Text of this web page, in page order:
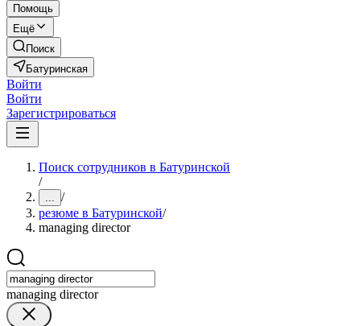
Помощь
Ещё
Поиск
Батуринская
Войти
Войти
Зарегистрироваться
Поиск сотрудников в Батуринской
/
... /
резюме в Батуринской/
managing director
managing director